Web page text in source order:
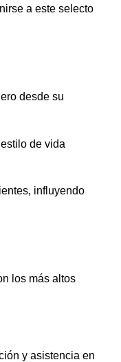
a este selecto
desde su
de vida
influyendo
los más altos
y asistencia en